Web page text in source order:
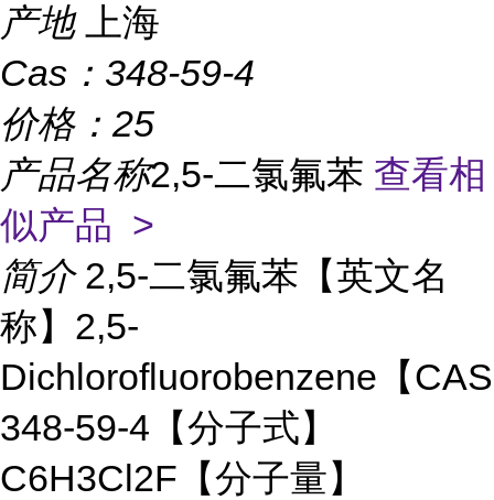
产地
上海
Cas： 348-59-4
价格： 25
产品名称2,5-二氯氟苯 查看相
似产品 >
简介 2,5-二氯氟苯【英文名
称】2,5-
Dichlorofluorobenzene【
348-59-4【分子式】
C6H3Cl2F【分子量】